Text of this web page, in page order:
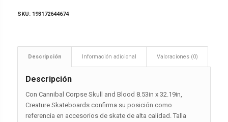
SKU: 193172644674
Descripción Información adicional Valoraciones (0)
Descripción
Con Cannibal Corpse Skull and Blood 8.53in x 32.19in,
Creature Skateboards confirma su posición como
referencia en accesorios de skate de alta calidad. Talla